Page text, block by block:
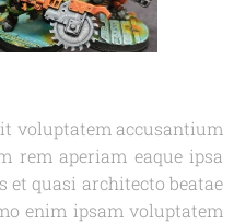
voluptatem accusantium
rem aperiam eaque ipsa
quasi architecto beatae
enim ipsam voluptatem